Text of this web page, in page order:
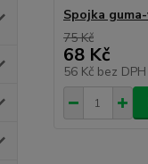
Spojka
75 Kč
68 Kč
56 Kč bez DPH